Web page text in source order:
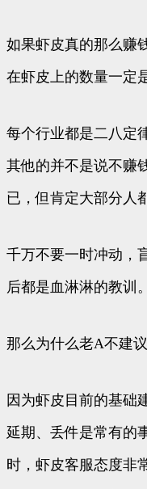
如果虾皮真的那么赚
在虾皮上的数量一定
每个行业都是二八定
其他的并不是说不赚
已，但肯定大部分人
千万不要一时冲动，
后都是血淋淋的教训。
那么为什么老A不建
因为虾皮目前的基础
延期、丢件是常有的
时，虾皮客服态度非